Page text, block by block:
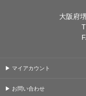
大阪府
▶ マイアカウント
▶ お問い合わせ